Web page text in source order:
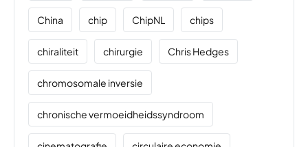
China chip ChipNL chips
chiraliteit chirurgie Chris Hedges
chromosomale inversie
chronische vermoeidheidssyndroom